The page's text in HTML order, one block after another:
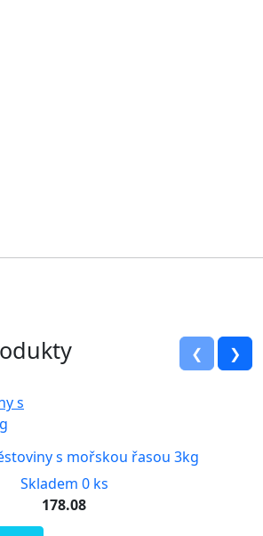
❮ ❯
s mořskou řasou 3kg
Skladem 0 ks
178.08